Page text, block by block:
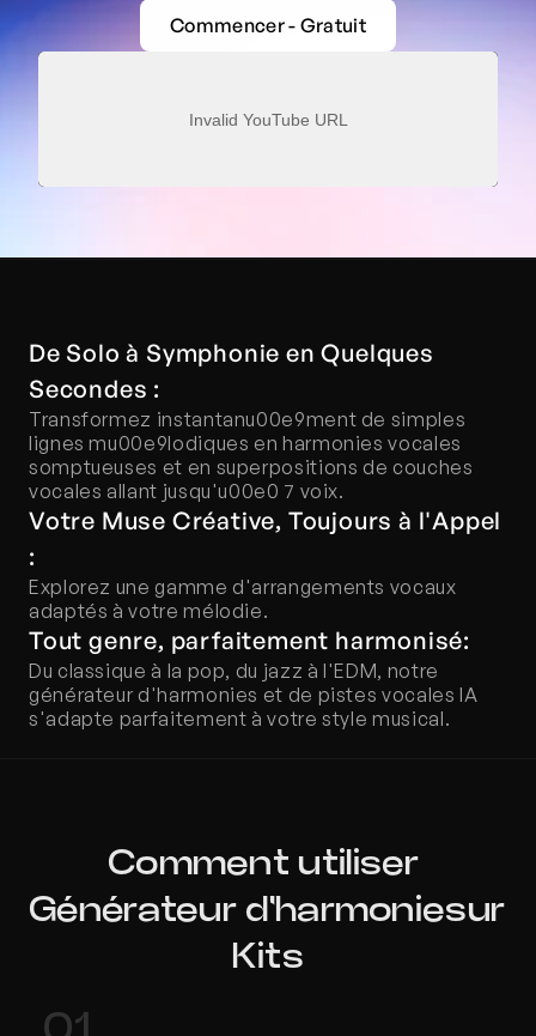
Commencer - Gratuit
Invalid YouTube URL
De Solo à Symphonie en Quelques
Secondes :
Transformez instantanu00e9ment de simples
lignes mu00e9lodiques en harmonies vocales
somptueuses et en superpositions de couches
vocales allant jusqu'u00e0 7 voix.
Votre Muse Créative, Toujours à l'Appel
:
Explorez une gamme d'arrangements vocaux
adaptés à votre mélodie.
Tout genre, parfaitement harmonisé:
Du classique à la pop, du jazz à l'EDM, notre
générateur d'harmonies et de pistes vocales IA
s'adapte parfaitement à votre style musical.
Comment utiliser
Générateur d'harmoniesur
Kits